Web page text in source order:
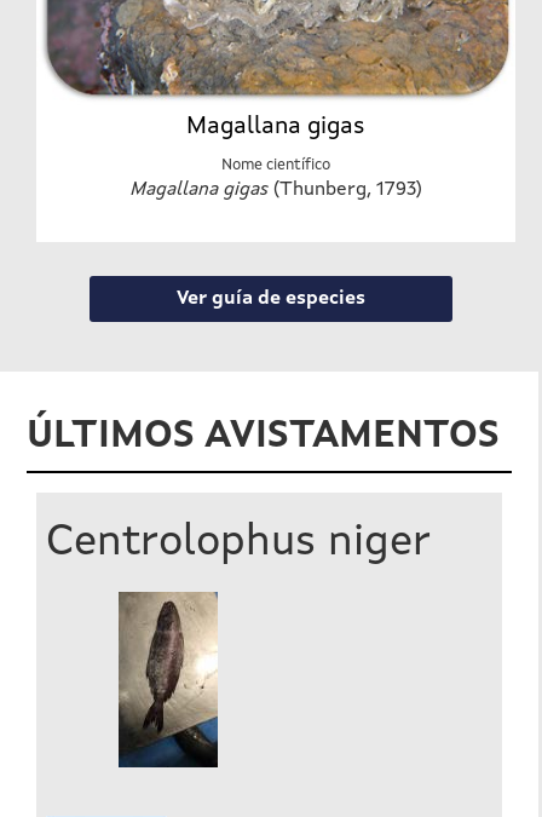
Magallana gigas
Nome científico
Magallana gigas(Thunberg, 1793)
Ver guía de especies
ÚLTIMOS AVISTAMENTOS
Centrolophus niger